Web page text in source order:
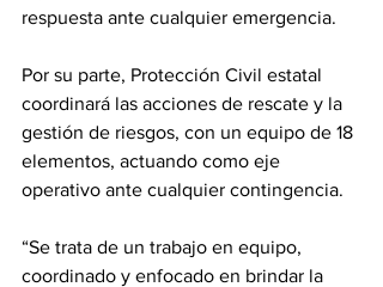
respuesta ante cualquier emergencia.
Por su parte, Protección Civil estatal
coordinará las acciones de rescate y la
gestión de riesgos, con un equipo de 18
elementos, actuando como eje
operativo ante cualquier contingencia.
“Se trata de un trabajo en equipo,
coordinado y enfocado en brindar la